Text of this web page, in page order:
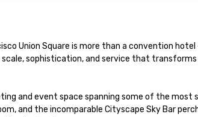
Union Square is more than a convention
sophistication, and service that
and event space spanning some of the most
and the incomparable Cityscape Sky Bar